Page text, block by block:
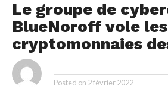
Le groupe de
BlueNoroff vole les
cryptomonnaies
Posted on 2 février 2022